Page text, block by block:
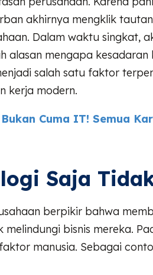
akhirnya mengklik
Dalam waktu singkat,
alasan mengapa
salah satu faktor
kerja modern.
Bukan Cuma IT! Semua
Saja
berpikir bahwa
bisnis mereka.
manusia. Sebagai